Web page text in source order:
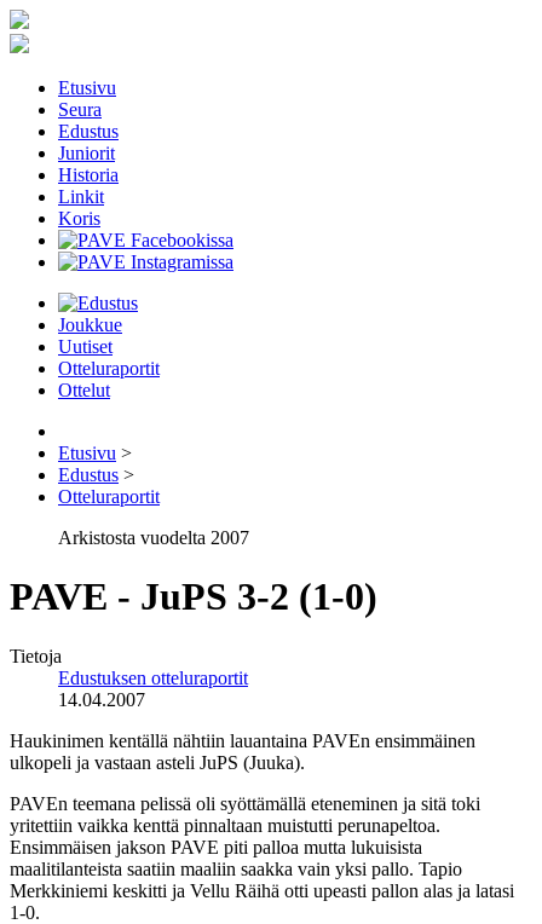
Etusivu
Seura
Edustus
Juniorit
Historia
Linkit
Koris
Joukkue
Uutiset
Otteluraportit
Ottelut
Etusivu >
Edustus >
Otteluraportit
Arkistosta vuodelta 2007
PAVE - JuPS 3-2 (1-0)
Tietoja
Edustuksen otteluraportit
14.04.2007
Haukinimen kentällä nähtiin lauantaina PAVEn ensimmäinen
ulkopeli ja vastaan asteli JuPS (Juuka).
PAVEn teemana pelissä oli syöttämällä eteneminen ja sitä toki
yritettiin vaikka kenttä pinnaltaan muistutti perunapeltoa.
Ensimmäisen jakson PAVE piti palloa mutta lukuisista
maalitilanteista saatiin maaliin saakka vain yksi pallo. Tapio
Merkkiniemi keskitti ja Vellu Räihä otti upeasti pallon alas ja latasi
1-0.